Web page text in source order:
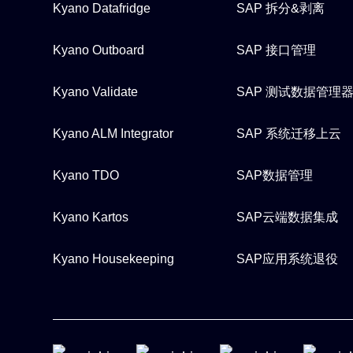
Kyano Datafridge
Kyano Outboard
Kyano Validate
Kyano ALM Integrator
Kyano TDO
Kyano Kartos
Kyano Housekeeping
SAP 拆分&剥离
SAP 接口管理
SAP 测试数据管理器
SAP 系统迁移上云
SAP数据管理
SAP云端数据集成
SAP应用系统退役